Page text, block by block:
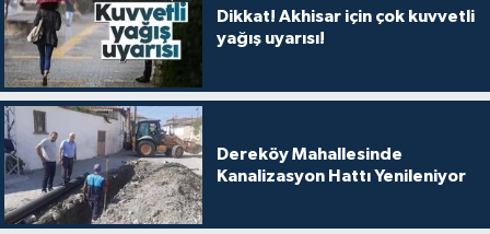
Dikkat! Akhisar için çok kuvvetli
yağış uyarısı!
Dereköy Mahallesinde
Kanalizasyon Hattı Yenileniyor